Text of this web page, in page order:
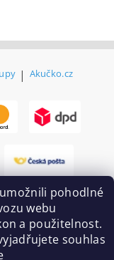
| Akučko.cz
pohodlné
webu
a použitelnost.
souhlas